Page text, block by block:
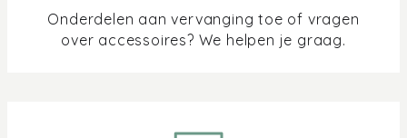
Onderdelen aan vervanging toe of vragen
over accessoires? We helpen je graag.